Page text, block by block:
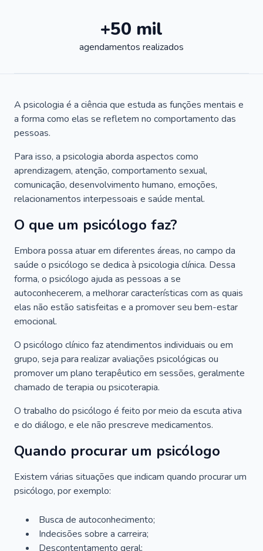
+50 mil
agendamentos realizados
A psicologia é a ciência que estuda as funções mentais e
a forma como elas se refletem no comportamento das
pessoas.
Para isso, a psicologia aborda aspectos como
aprendizagem, atenção, comportamento sexual,
comunicação, desenvolvimento humano, emoções,
relacionamentos interpessoais e saúde mental.
O que um psicólogo faz?
Embora possa atuar em diferentes áreas, no campo da
saúde o psicólogo se dedica à psicologia clínica. Dessa
forma, o psicólogo ajuda as pessoas a se
autoconhecerem, a melhorar características com as quais
elas não estão satisfeitas e a promover seu bem-estar
emocional.
O psicólogo clínico faz atendimentos individuais ou em
grupo, seja para realizar avaliações psicológicas ou
promover um plano terapêutico em sessões, geralmente
chamado de terapia ou psicoterapia.
O trabalho do psicólogo é feito por meio da escuta ativa
e do diálogo, e ele não prescreve medicamentos.
Quando procurar um psicólogo
Existem várias situações que indicam quando procurar um
psicólogo, por exemplo:
Busca de autoconhecimento;
Indecisões sobre a carreira;
Descontentamento geral;